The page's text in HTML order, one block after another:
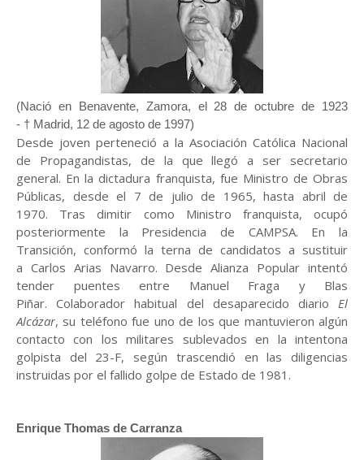
(Nació en Benavente, Zamora, el 28 de octubre de 1923
- † Madrid, 12 de agosto de 1997)
Desde joven perteneció a la Asociación Católica Nacional
de Propagandistas, de la que llegó a ser secretario
general. En la dictadura franquista, fue Ministro de Obras
Públicas, desde el 7 de julio de 1965, hasta abril de
1970. Tras dimitir como Ministro franquista, ocupó
posteriormente la Presidencia de CAMPSA. En la
Transición, conformó la terna de candidatos a sustituir
a Carlos Arias Navarro. Desde Alianza Popular intentó
tender puentes entre Manuel Fraga y Blas
Piñar.Colaborador habitual del desaparecido diarioEl
Alcázar, su teléfono fue uno de los que mantuvieron algún
contacto con los militares sublevados en la intentona
golpista del 23-F, según trascendió en las diligencias
instruidas por el fallido golpe de Estado de 1981.
Enrique Thomas de Carranza